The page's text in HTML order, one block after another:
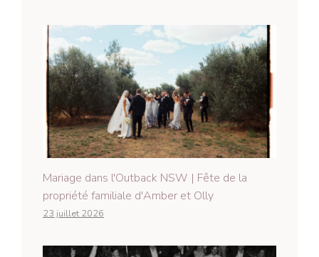
Mariage dans l'Outback NSW | Fête de la
propriété familiale d'Amber et Olly
23 juillet 2026